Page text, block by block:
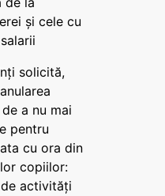
și cele cu
solicită,
a nu mai
pentru
cu ora din
copiilor:
activități